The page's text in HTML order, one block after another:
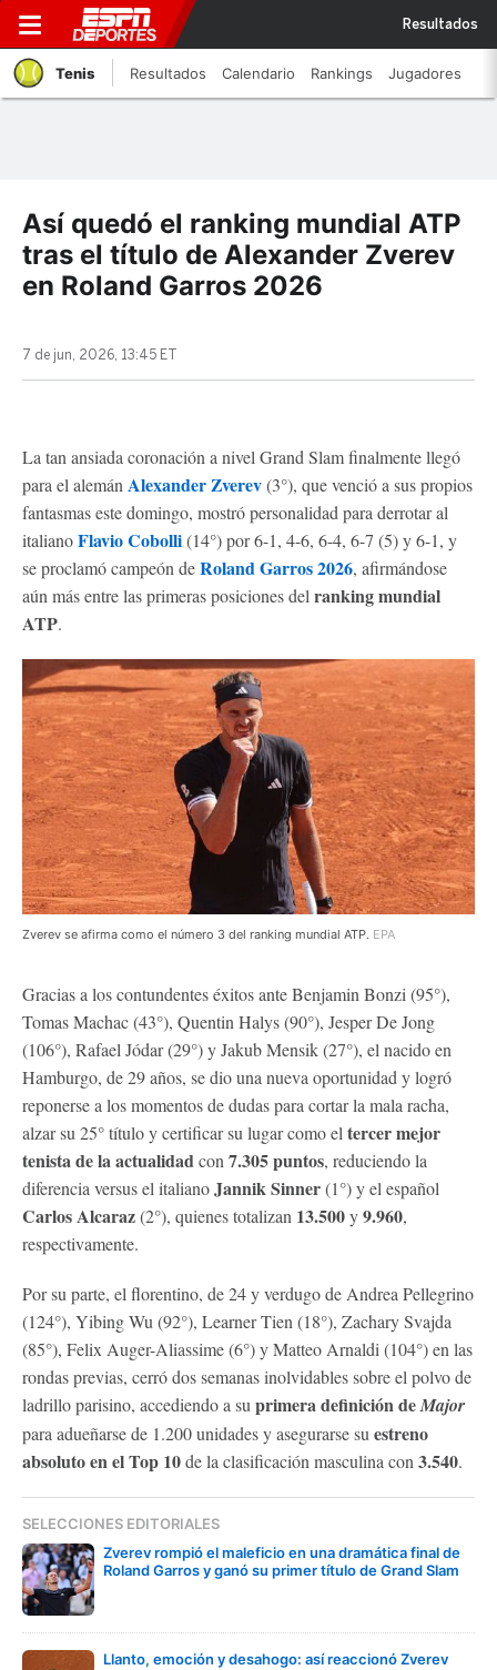
Resultados
Tenis Resultados Calendario Rankings Jugadores
Así quedó el ranking mundial ATP
tras el título de Alexander Zverev
en Roland Garros 2026
7 de jun, 2026, 13:45 ET
La tan ansiada coronación a nivel Grand Slam finalmente llegó
para el alemán Alexander Zverev(3°), que venció a sus propios
fantasmas este domingo, mostró personalidad para derrotar al
italianoFlavio Cobolli(14°) por 6-1, 4-6, 6-4, 6-7 (5) y 6-1, y
se proclamó campeón deRoland Garros 2026, afirmándose
aún más entre las primeras posiciones del ranking mundial
ATP.
Zverev se afirma como el número 3 del ranking mundial ATP. EPA
Gracias a los contundentes éxitos ante Benjamin Bonzi (95°),
Tomas Machac (43°), Quentin Halys (90°), Jesper De Jong
(106°), Rafael Jódar (29°) y Jakub Mensik (27°), el nacido en
Hamburgo, de 29 años, se dio una nueva oportunidad y logró
reponerse a los momentos de dudas para cortar la mala racha,
alzar su 25° título y certificar su lugar como el tercer mejor
tenista de la actualidadcon 7.305 puntos, reduciendo la
diferencia versus el italianoJannik Sinner(1°) y el español
Carlos Alcaraz(2°), quienes totalizan 13.500y9.960,
respectivamente.
Por su parte, el florentino, de 24 y verdugo de Andrea Pellegrino
(124°), Yibing Wu (92°), Learner Tien (18°), Zachary Svajda
(85°), Felix Auger-Aliassime (6°) y Matteo Arnaldi (104°) en las
rondas previas, cerró dos semanas inolvidables sobre el polvo de
ladrillo parisino, accediendo a su primera definición deMajor
para adueñarse de 1.200 unidades y asegurarse su estreno
absoluto en el Top 10de la clasificación masculina con 3.540.
SELECCIONES EDITORIALES
Zverev rompió el maleficio en una dramática final de
Roland Garros y ganó su primer título de Grand Slam
Llanto, emoción y desahogo: así reaccionó Zverev